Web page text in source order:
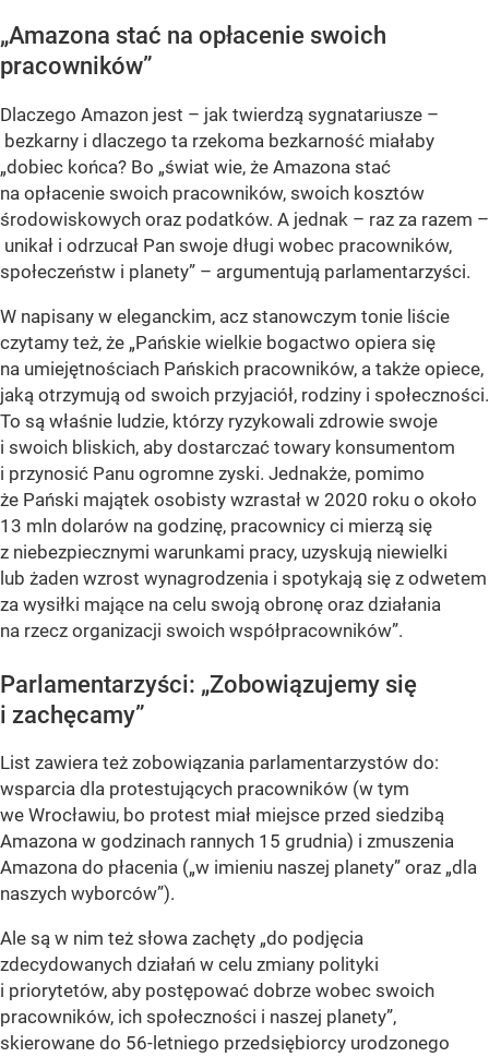
„Amazona stać na opłacenie swoich
pracowników”
Dlaczego Amazon jest – jak twierdzą sygnatariusze –
bezkarny i dlaczego ta rzekoma bezkarność miałaby
„dobiec końca? Bo „świat wie, że Amazona stać
na opłacenie swoich pracowników, swoich kosztów
środowiskowych oraz podatków. A jednak – raz za razem –
unikał i odrzucał Pan swoje długi wobec pracowników,
społeczeństw i planety” – argumentują parlamentarzyści.
W napisany w eleganckim, acz stanowczym tonie liście
czytamy też, że „Pańskie wielkie bogactwo opiera się
na umiejętnościach Pańskich pracowników, a także opiece,
jaką otrzymują od swoich przyjaciół, rodziny i społeczności.
To są właśnie ludzie, którzy ryzykowali zdrowie swoje
i swoich bliskich, aby dostarczać towary konsumentom
i przynosić Panu ogromne zyski. Jednakże, pomimo
że Pański majątek osobisty wzrastał w 2020 roku o około
13 mln dolarów na godzinę, pracownicy ci mierzą się
z niebezpiecznymi warunkami pracy, uzyskują niewielki
lub żaden wzrost wynagrodzenia i spotykają się z odwetem
za wysiłki mające na celu swoją obronę oraz działania
na rzecz organizacji swoich współpracowników”.
Parlamentarzyści: „Zobowiązujemy się
i zachęcamy”
List zawiera też zobowiązania parlamentarzystów do:
wsparcia dla protestujących pracowników (w tym
we Wrocławiu, bo protest miał miejsce przed siedzibą
Amazona w godzinach rannych 15 grudnia) i zmuszenia
Amazona do płacenia („w imieniu naszej planety” oraz „dla
naszych wyborców”).
Ale są w nim też słowa zachęty „do podjęcia
zdecydowanych działań w celu zmiany polityki
i priorytetów, aby postępować dobrze wobec swoich
pracowników, ich społeczności i naszej planety”,
skierowane do 56-letniego przedsiębiorcy urodzonego